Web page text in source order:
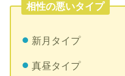
相性の悪いタイプ
新月タイプ
真昼タイプ